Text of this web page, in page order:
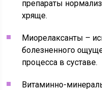
препараты
хряще.
Миорелаксанты –
болезненного
процесса в суставе.
Витаминно-